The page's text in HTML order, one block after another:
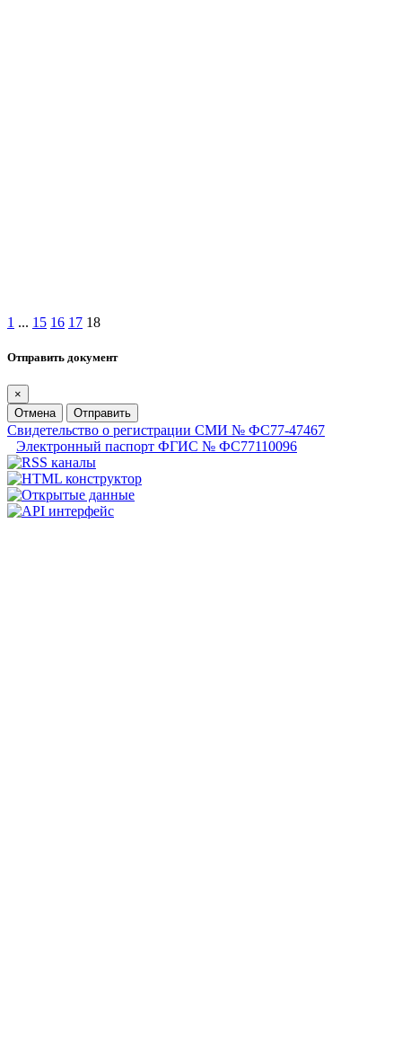
1 ... 15 16 17 18
Отправить документ
×
Отмена
Отправить
Свидетельство о регистрации СМИ № ФС77-47467
Электронный паспорт ФГИС № ФС77110096